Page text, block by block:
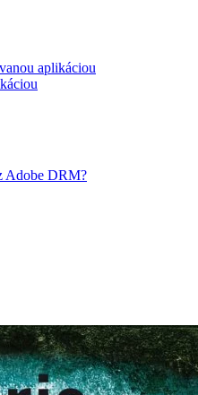
aplikáciou
Adobe DRM?